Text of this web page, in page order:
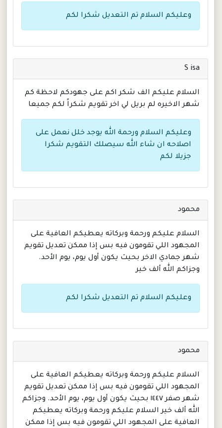
وعليكم السلام تم التعديل شكرا لكم
S isa
السلام عليكم الف شكر اكم على جهودكم لاحظة كم
شهر الاخيره لم بريل لي اخر تقويم شكراً لكم جميعا
وعليكم السلام ورحمة الله يوجد خلل نعمل على
اصلاحه ان شاء الله سيصلك التقويم شكرا
جزيلا لكم
محمود
السلام عليكم ورحمة وبركاته يعطيكم العافية على
المجهود اللي تقومون فيه بس إذا ممكن تعديل تقويم
شهر جمادي الاخر بحيث يكون أول يوم، يوم الأحد.
وجزاكم الله ألف خير
وعليكم السلام تم التعديل شكرا لكم
محمود
السلام عليكم ورحمة وبركاته يعطيكم العافية على
المجهود اللي تقومون فيه بس إذا ممكن تعديل تقويم
شهر صفر ١٤٤٧ بحيث يكون أول يوم، يوم الأحد. وجزاكم
الله ألف خير السلام عليكم ورحمة وبركاته يعطيكم
العافية على المجهود اللي تقومون فيه بس إذا ممكن